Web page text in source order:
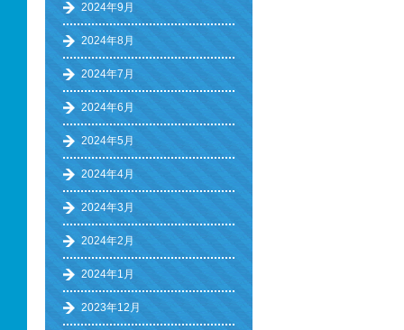
2024年9月
2024年8月
2024年7月
2024年6月
2024年5月
2024年4月
2024年3月
2024年2月
2024年1月
2023年12月